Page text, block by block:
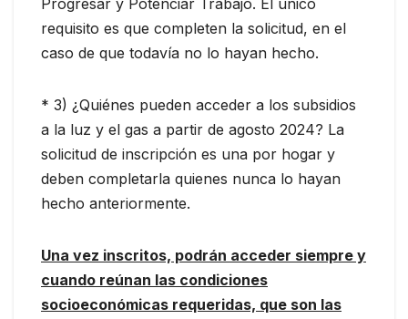
Progresar y Potenciar Trabajo. El único
requisito es que completen la solicitud, en el
caso de que todavía no lo hayan hecho.
* 3) ¿Quiénes pueden acceder a los subsidios
a la luz y el gas a partir de agosto 2024? La
solicitud de inscripción es una por hogar y
deben completarla quienes nunca lo hayan
hecho anteriormente.
Una vez inscritos, podrán acceder siempre y
cuando reúnan las condiciones
socioeconómicas requeridas, que son las